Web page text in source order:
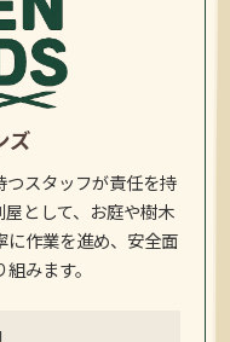
ズ
スタッフが責任を持
として、お庭や樹木
に作業を進め、安全面
みます。